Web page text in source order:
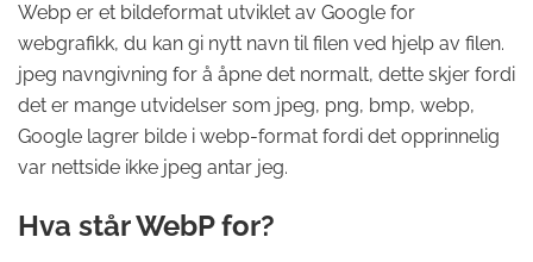
Webp er et bildeformat utviklet av Google for
webgrafikk, du kan gi nytt navn til filen ved hjelp av filen.
jpeg navngivning for å åpne det normalt, dette skjer fordi
det er mange utvidelser som jpeg, png, bmp, webp,
Google lagrer bilde i webp-format fordi det opprinnelig
var nettside ikke jpeg antar jeg.
Hva står WebP for?